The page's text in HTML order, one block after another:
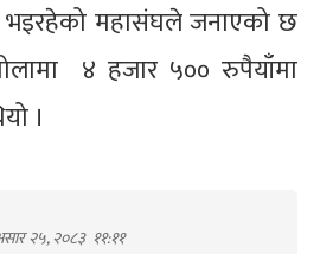
भइरहेको महासंघले जनाएको छ
४ हजार ५०० रुपैयाँमा
।
२५, २०८३ ११:११